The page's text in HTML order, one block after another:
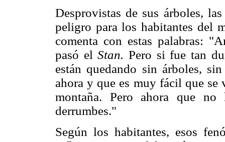
Desprovistas de sus árboles,
peligro para los habitantes del
comenta con estas palabras:
pasó elStan. Pero si fue tan
están quedando sin árboles,
ahora y que es muy fácil que se
montaña. Pero ahora que
derrumbes."
Según los habitantes, esos